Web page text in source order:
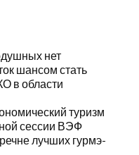
нет
шансом стать
в области
туризм
сессии ВЭФ
лучших гурмэ-